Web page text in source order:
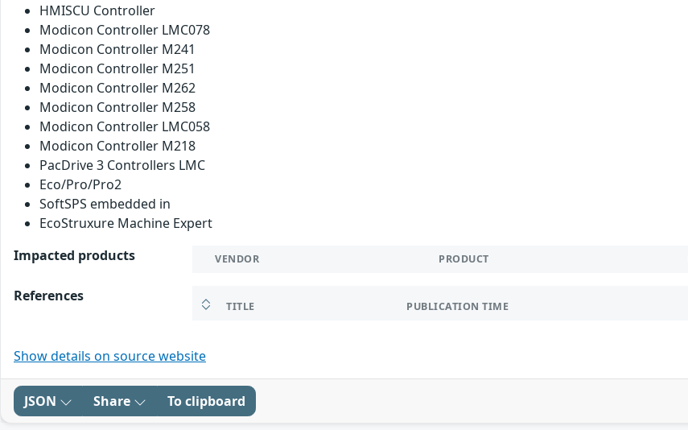
HMISCU Controller
Modicon Controller LMC078
Modicon Controller M241
Modicon Controller M251
Modicon Controller M262
Modicon Controller M258
Modicon Controller LMC058
Modicon Controller M218
PacDrive 3 Controllers LMC
Eco/Pro/Pro2
SoftSPS embedded in
EcoStruxure Machine Expert
Impacted products
VENDOR PRODUCT
References
TITLE PUBLICATION TIME
Show details on source website
JSON Share To clipboard